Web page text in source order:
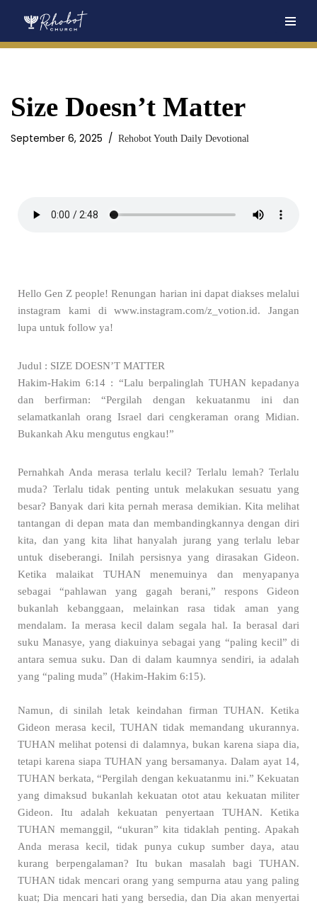
Size Doesn’t Matter
September 6, 2025 Rehobot Youth Daily Devotional
Hello Gen Z people! Renungan harian ini dapat diakses melalui
instagram kami di www.instagram.com/z_votion.id. Jangan
lupa untuk follow ya!
Judul : SIZE DOESN’T MATTER
Hakim-Hakim 6:14 : “Lalu berpalinglah TUHAN kepadanya
dan berfirman: “Pergilah dengan kekuatanmu ini dan
selamatkanlah orang Israel dari cengkeraman orang Midian.
Bukankah Aku mengutus engkau!”
Pernahkah Anda merasa terlalu kecil? Terlalu lemah? Terlalu
muda? Terlalu tidak penting untuk melakukan sesuatu yang
besar? Banyak dari kita pernah merasa demikian. Kita melihat
tantangan di depan mata dan membandingkannya dengan diri
kita, dan yang kita lihat hanyalah jurang yang terlalu lebar
untuk diseberangi. Inilah persisnya yang dirasakan Gideon.
Ketika malaikat TUHAN menemuinya dan menyapanya
sebagai “pahlawan yang gagah berani,” respons Gideon
bukanlah kebanggaan, melainkan rasa tidak aman yang
mendalam. Ia merasa kecil dalam segala hal. Ia berasal dari
suku Manasye, yang diakuinya sebagai yang “paling kecil” di
antara semua suku. Dan di dalam kaumnya sendiri, ia adalah
yang “paling muda” (Hakim-Hakim 6:15).
Namun, di sinilah letak keindahan firman TUHAN. Ketika
Gideon merasa kecil, TUHAN tidak memandang ukurannya.
TUHAN melihat potensi di dalamnya, bukan karena siapa dia,
tetapi karena siapa TUHAN yang bersamanya. Dalam ayat 14,
TUHAN berkata, “Pergilah dengan kekuatanmu ini.” Kekuatan
yang dimaksud bukanlah kekuatan otot atau kekuatan militer
Gideon. Itu adalah kekuatan penyertaan TUHAN. Ketika
TUHAN memanggil, “ukuran” kita tidaklah penting. Apakah
Anda merasa kecil, tidak punya cukup sumber daya, atau
kurang berpengalaman? Itu bukan masalah bagi TUHAN.
TUHAN tidak mencari orang yang sempurna atau yang paling
kuat; Dia mencari hati yang bersedia, dan Dia akan menyertai